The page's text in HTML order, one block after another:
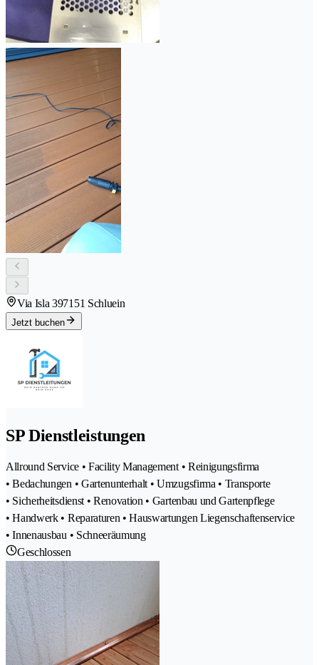
Via Isla 397151 Schluein
Jetzt buchen
SP Dienstleistungen
Allround Service • Facility Management • Reinigungsfirma
• Bedachungen • Gartenunterhalt • Umzugsfirma • Transporte
• Sicherheitsdienst • Renovation • Gartenbau und Gartenpflege
• Handwerk • Reparaturen • Hauswartungen Liegenschaftenservice
• Innenausbau • Schneeräumung
Geschlossen